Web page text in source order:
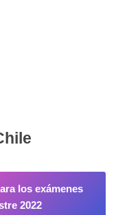
los exámenes
2022